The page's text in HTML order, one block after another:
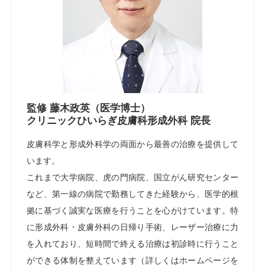
監修 藤木政英（医学博士）
クリニックひいらぎ皮膚科形成外科 院長
皮膚科学と形成外科学の両面から最善の治療を提供して
います。
これまで大学病院、虎の門病院、国立がん研究センター
など、第一線の病院で勤務してきた経験から、医学的根
拠に基づく誠実な医療を行うことを心がけています。特
に形成外科・皮膚外科の日帰り手術、レーザー治療に力
を入れており、短時間で終える治療は初診時に行うこと
ができる体制を整えています（詳しくはホームページを